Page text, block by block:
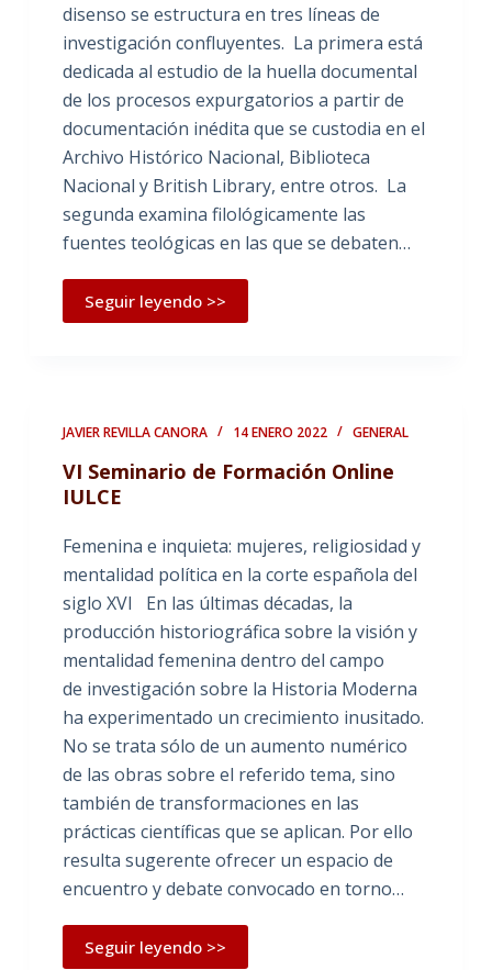
disenso se estructura en tres líneas de
investigación confluyentes. La primera está
dedicada al estudio de la huella documental
de los procesos expurgatorios a partir de
documentación inédita que se custodia en el
Archivo Histórico Nacional, Biblioteca
Nacional y British Library, entre otros. La
segunda examina filológicamente las
fuentes teológicas en las que se debaten…
Seguir leyendo >>
JAVIER REVILLA CANORA 14 ENERO 2022 GENERAL
VI Seminario de Formación Online
IULCE
Femenina e inquieta: mujeres, religiosidad y
mentalidad política en la corte española del
siglo XVI En las últimas décadas, la
producción historiográfica sobre la visión y
mentalidad femenina dentro del campo
de investigación sobre la Historia Moderna
ha experimentado un crecimiento inusitado.
No se trata sólo de un aumento numérico
de las obras sobre el referido tema, sino
también de transformaciones en las
prácticas científicas que se aplican. Por ello
resulta sugerente ofrecer un espacio de
encuentro y debate convocado en torno…
Seguir leyendo >>